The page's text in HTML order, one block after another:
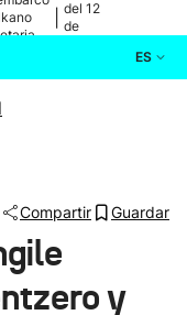
del 12
de
ES
Compartir Guardar
y